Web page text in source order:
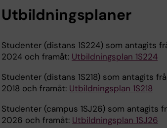
Utbildningsplaner
Studenter (distans 1S224) som antagits
2024 och framåt: Utbildningsplan 1S224
Studenter (distans 1S218) som antagits
2018 och framåt: Utbildningsplan 1S218
Studenter (campus 1SJ26) som antagits
2026 och framåt: Utbildningsplan 1SJ26